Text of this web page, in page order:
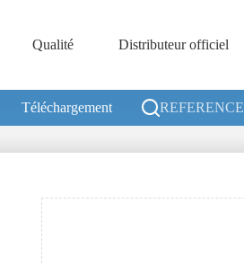
Qualité Distributeur officiel
Téléchargement REFERENCE